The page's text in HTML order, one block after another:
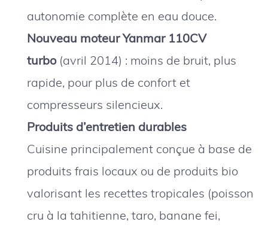
autonomie complète en eau douce.
Nouveau moteur Yanmar 110CV
turbo(avril 2014) : moins de bruit, plus
rapide, pour plus de confort et
compresseurs silencieux.
Produits d’entretien durables
Cuisine principalement conçue à base de
produits frais locaux ou de produits bio
valorisant les recettes tropicales (poisson
cru à la tahitienne, taro, banane fei,